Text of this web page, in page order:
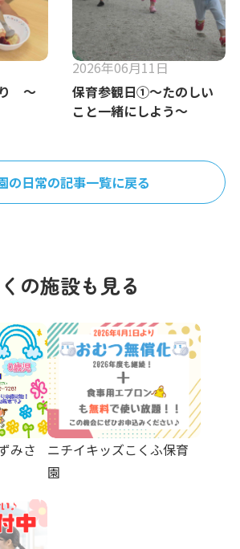
り ～
2026年06月11日
保育参観日①～たのしい
こと一緒にしよう～
の日常の記事一覧に戻る
の施設も見る
みさ
ニチイキッズこくふ保育
園